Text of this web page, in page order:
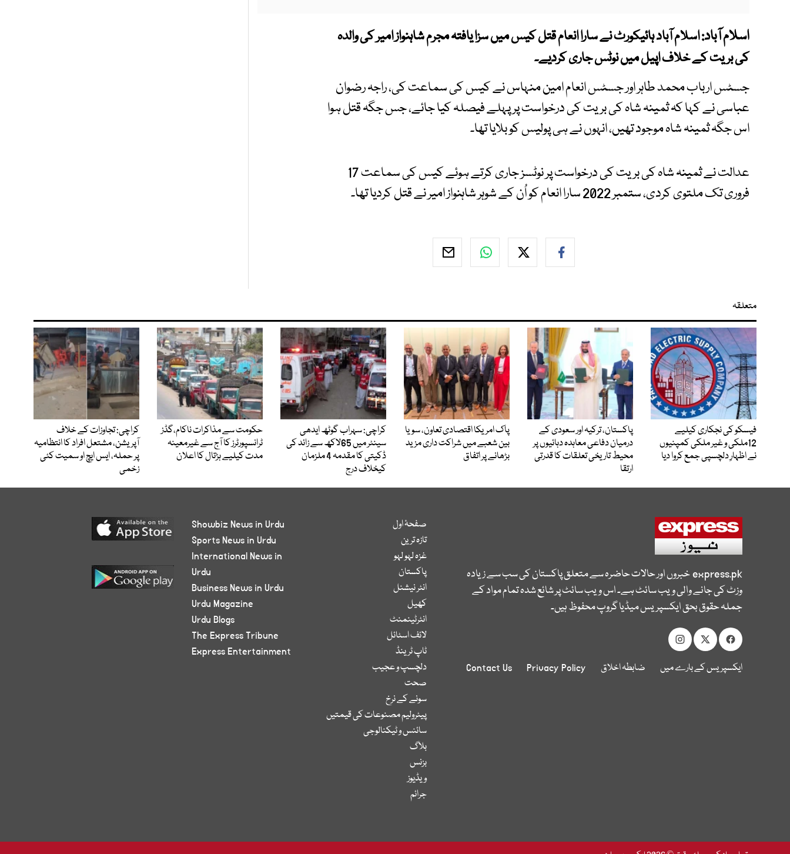
اسلام آباد:اسلام آباد ہائیکورٹ نے سارا انعام قتل کیس میں سزا یافتہ مجرم شاہنواز امیر کی والدہ
کی بریت کے خلاف اپیل میں نوٹس جاری کردیے۔
جسٹس ارباب محمد طاہر اور جسٹس انعام امین منہاس نے کیس کی سماعت کی، راجہ رضوان
عباسی نے کہا کہ ثمینہ شاہ کی بریت کی درخواست پر پہلے فیصلہ کیا جائے، جس جگہ قتل ہوا
اس جگہ ثمینہ شاہ موجود تھیں، انہوں نے ہی پولیس کو بلایا تھا۔
عدالت نے ثمینہ شاہ کی بریت کی درخواست پر نوٹسز جاری کرتے ہوئے کیس کی سماعت 17
فروری تک ملتوی کردی، ستمبر 2022 سارا انعام کو اُن کے شوہر شاہنواز امیر نے قتل کردیا تھا۔
متعلقہ
فیسکو کی نجکاری کیلیے
12ملکی و غیر ملکی کمپنیوں
نے اظہارِ دلچسپی جمع کروا دیا
پاکستان، ترکیہ اور سعودی کے
درمیان دفاعی معاہدہ دہائیوں پر
محیط تاریخی تعلقات کا قدرتی
ارتقا
پاک امریکا اقتصادی تعاون، سویا
بین شعبے میں شراکت داری مزید
بڑھانے پر اتفاق
کراچی: سہراب گوٹھ ایدھی
سینٹر میں 65لاکھ سے زائد کی
ڈکیتی کا مقدمہ 4 ملزمان
کیخلاف درج
حکومت سے مذاکرات ناکام،گڈز
ٹرانسپورٹرز کا آج سے غیرمعینہ
مدت کیلیے ہڑتال کا اعلان
کراچی: تجاوزات کے خلاف
آپریشن، مشتعل افراد کا انتظامیہ
پر حملہ، ایس ایچ او سمیت کئی
زخمی
express.pkخبروں اور حالات حاضرہ سے متعلق پاکستان کی سب سے زیادہ
وزٹ کی جانے والی ویب سائٹ ہے۔ اس ویب سائٹ پر شائع شدہ تمام مواد کے
جملہ حقوق بحق ایکسپریس میڈیا گروپ محفوظ ہیں۔
ایکسپریس کے بارے میں ضابطہ اخلاق Privacy Policy
Contact Us
صفحۂ اول
تازہ ترین
غزہ لہو لہو
پاکستان
انٹر نیشنل
کھیل
انٹرٹینمنٹ
لائف اسٹائل
ٹاپ ٹرینڈ
دلچسپ و عجیب
صحت
سونے کے نرخ
پیٹرولیم مصنوعات کی قیمتیں
سائنس و ٹیکنالوجی
بلاگ
بزنس
ویڈیوز
جرائم
Showbiz News in Urdu
Sports News in Urdu
International News in
Urdu
Business News in Urdu
Urdu Magazine
Urdu Blogs
The Express Tribune
Express Entertainment